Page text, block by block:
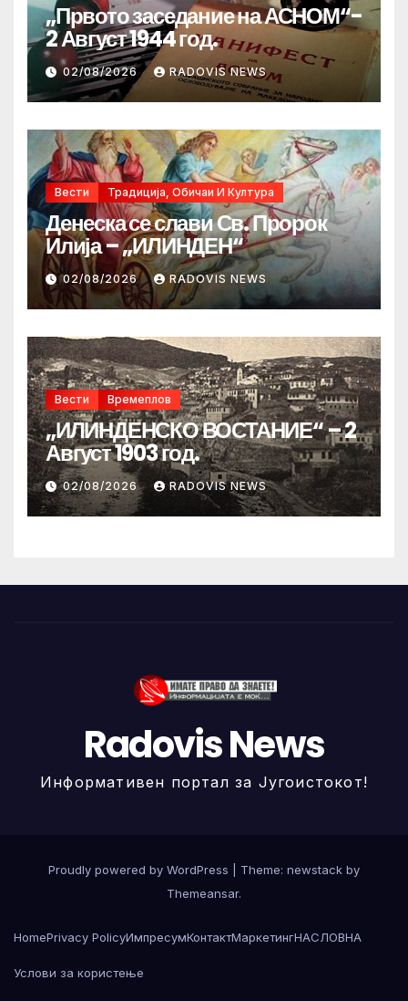
„Првото заседание на АСНОМ“-
2 Август 1944 год.
02/08/2026 RADOVIS NEWS
Вести Традиција, Обичаи И Култура
Денеска се слави Св. Пророк
Илија – „ИЛИНДЕН“
02/08/2026 RADOVIS NEWS
Вести Времеплов
„ИЛИНДЕНСКО ВОСТАНИЕ“ – 2
Август 1903 год.
02/08/2026 RADOVIS NEWS
Radovis News
Информативен портал за Југоистокот!
Proudly powered by WordPress
Theme: newstack by
Themeansar.
HomePrivacy PolicyИмпресумКонтактМаркетингНАСЛОВНА
Услови за користење